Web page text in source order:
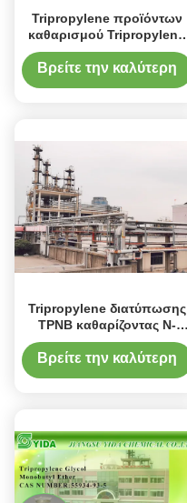
Tripropylene προϊόντων
καθαρισμού Tripropylene
αιθέρα γλυκόλης
βουτυλικός αιθέρας CAS
Monobutyl γλυκόλης Νο
Βρείτε την καλύτερη
Tripropylene διατύπωσης
TPNB καθαρίζοντας Ν-
βουτυλικός αιθέρας CAS
γλυκόλης Νο 55934-93-5
Βρείτε την καλύτερη